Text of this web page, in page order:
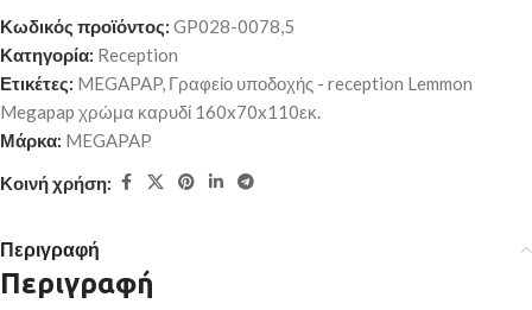
Κωδικός προϊόντος: GP028-0078,5
Κατηγορία: Reception
Ετικέτες: MEGAPAP, Γραφείο υποδοχής - reception Lemmon
Megapap χρώμα καρυδί 160x70x110εκ.
Μάρκα: MEGAPAP
Κοινή χρήση:
Περιγραφή
Περιγραφή